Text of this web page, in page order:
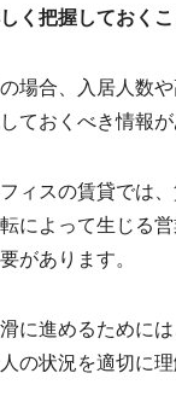
く把握しておく
場合、入居人数
ておくべき情報が
ィスの賃貸では
によって生じる
があります。
に進めるために
の状況を適切に